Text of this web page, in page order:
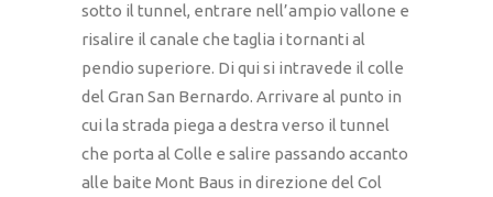
sotto il tunnel, entrare nell’ampio vallone e
risalire il canale che taglia i tornanti al
pendio superiore. Di qui si intravede il colle
del Gran San Bernardo. Arrivare al punto in
cui la strada piega a destra verso il tunnel
che porta al Colle e salire passando accanto
alle baite Mont Baus in direzione del Col